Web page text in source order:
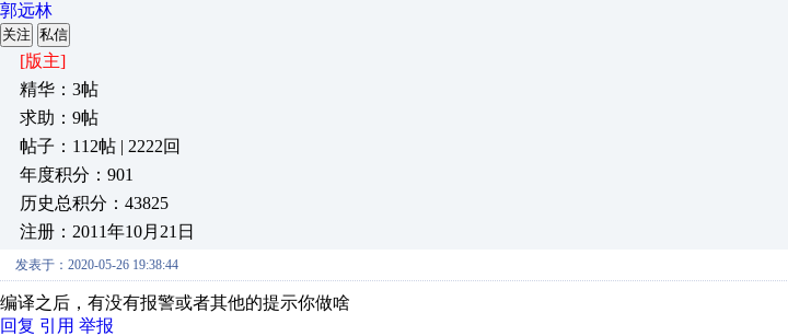
郭远林
关注 私信
[版主]
精华：3帖
求助：9帖
帖子：112帖 | 2222回
年度积分：901
历史总积分：43825
注册：2011年10月21日
发表于：2020-05-26 19:38:44
编译之后，有没有报警或者其他的提示你做啥
回复 引用 举报